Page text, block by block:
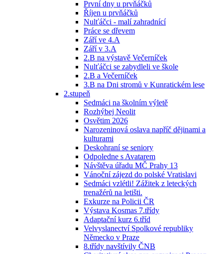
První dny u prvňáčků
Říjen u prvňáčků
Nulťáčci - malí zahradnící
Práce se dřevem
Září ve 4.A
Září v 3.A
2.B na výstavě Večerníček
Nulťáčci se zabydleli ve škole
2.B a Večerníček
3.B na Dni stromů v Kunratickém lese
2.stupeň
Sedmáci na školním výletě
Rozhýbej Neolit
Osvětim 2026
Narozeninová oslava napříč dějinami a
kulturami
Deskohraní se seniory
Odpoledne s Avatarem
Návštěva úřadu MČ Prahy 13
Vánoční zájezd do polské Vratislavi
Sedmáci vzlétli! Zážitek z leteckých
trenažérů na letišti.
Exkurze na Policii ČR
Výstava Kosmas 7.třídy
Adaptační kurz 6.tříd
Velvyslanectví Spolkové republiky
Německo v Praze
8.třídy navštívily ČNB